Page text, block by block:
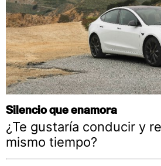
Silencio que enamora
¿Te gustaría conducir y
mismo tiempo?